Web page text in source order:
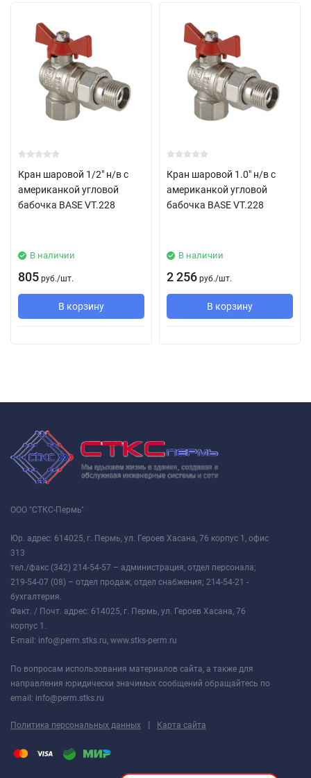
Кран шаровой 1/2" н/в с
американкой угловой
бабочка BASE VT.228
В наличии
805 руб./шт.
В корзину
Кран шаровой 1.0" н/в с
американкой угловой
бабочка BASE VT.228
В наличии
2 256 руб./шт.
В корзину
ООО "СТКС-Пермь"
Юр. адрес: 614025, г. Пермь, ул. Героев Хасана, 76 корпус 1, офис
313
тел./факс (342) 214-54-57 – администрация, отдел персонала;
219-54-07 (08) – отдел продаж, отдел снабжения; 214-54-21 -
бухгалтерия.
Факт. / Почт. адрес: 614025, г. Пермь, ул. Героев Хасана, 76
корпус 1.
E-mail: info@perm.stks.ru, www.stks-perm.ru
По вопросам использования материалов сайта, а также для
направления юридически значимых сообщений обращайтесь по
email: info@perm.stks.ru
Политика персональных данных | Карта сайта